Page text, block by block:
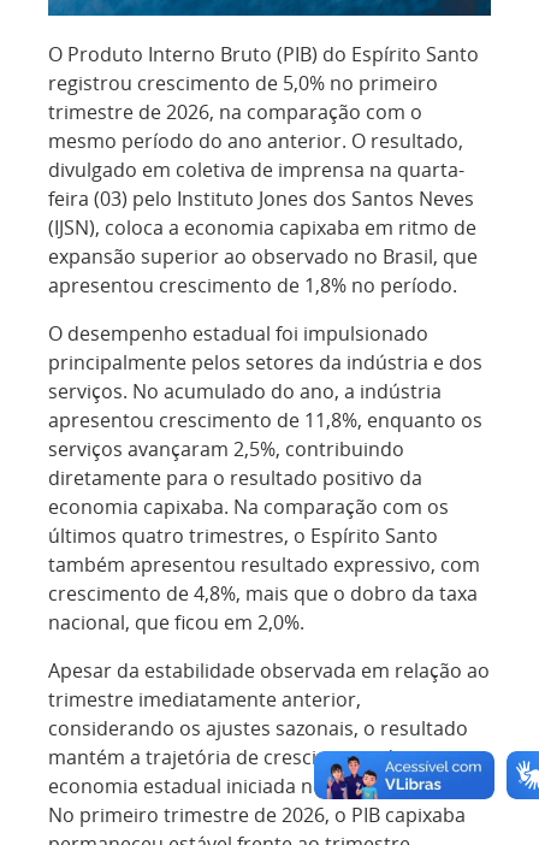
O Produto Interno Bruto (PIB) do Espírito Santo
registrou crescimento de 5,0% no primeiro
trimestre de 2026, na comparação com o
mesmo período do ano anterior. O resultado,
divulgado em coletiva de imprensa na quarta-
feira (03) pelo Instituto Jones dos Santos Neves
(IJSN), coloca a economia capixaba em ritmo de
expansão superior ao observado no Brasil, que
apresentou crescimento de 1,8% no período.
O desempenho estadual foi impulsionado
principalmente pelos setores da indústria e dos
serviços. No acumulado do ano, a indústria
apresentou crescimento de 11,8%, enquanto os
serviços avançaram 2,5%, contribuindo
diretamente para o resultado positivo da
economia capixaba. Na comparação com os
últimos quatro trimestres, o Espírito Santo
também apresentou resultado expressivo, com
crescimento de 4,8%, mais que o dobro da taxa
nacional, que ficou em 2,0%.
Apesar da estabilidade observada em relação ao
trimestre imediatamente anterior,
considerando os ajustes sazonais, o resultado
mantém a trajetória de crescimento da
economia estadual iniciada nos últimos anos.
No primeiro trimestre de 2026, o PIB capixaba